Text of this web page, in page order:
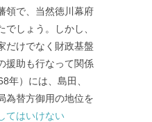
領で、当然徳川幕府
でしょう。しかし、
だけでなく財政基盤
援助も行なって関係
年）には、島田、
為替方御用の地位を
てはいけない